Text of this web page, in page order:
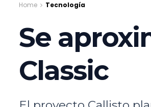
Home Tecnología
Se
Classic